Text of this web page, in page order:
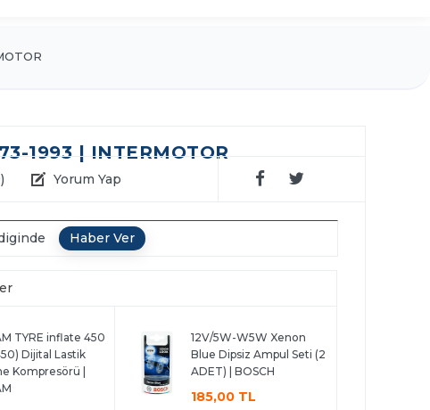
1993 | INTERMOTOR
Yorum Yap
TYRE inflate 450
Dijital Lastik
Kompresörü |
12V/5W-W5W Xenon
Blue Dipsiz Ampul Seti (2
ADET) | BOSCH
185,00 TL